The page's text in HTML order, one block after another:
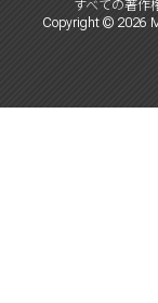
すべての著作
Copyright © 2026